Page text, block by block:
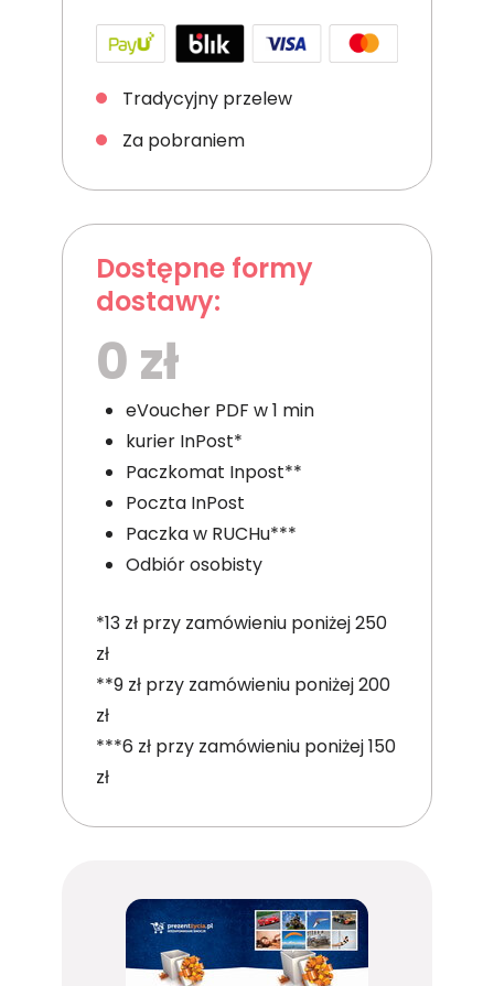
Tradycyjny przelew
Za pobraniem
Dostępne formy
dostawy:
0 zł
eVoucher PDF w 1 min
kurier InPost*
Paczkomat Inpost**
Poczta InPost
Paczka w RUCHu***
Odbiór osobisty
*13 zł przy zamówieniu poniżej 250
zł
**9 zł przy zamówieniu poniżej 200
zł
***6 zł przy zamówieniu poniżej 150
zł